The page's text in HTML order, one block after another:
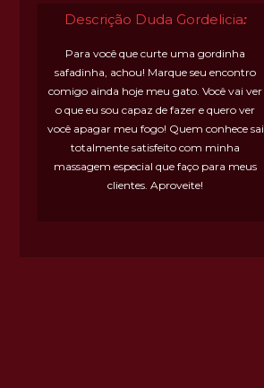
Descrição Duda Gordelicia:
Para você que curte uma gordinha
safadinha, achou! Marque seu encontro
comigo ainda hoje meu gato. Você vai ver
o que eu sou capaz de fazer e quero ver
você apagar meu fogo! Quem conhece sai
totalmente satisfeito com minha
massagem especial que faço para meus
clientes. Aproveite!